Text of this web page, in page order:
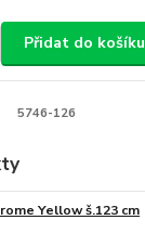
Přidat do košíku
5746-126
Yellow š.123 cm